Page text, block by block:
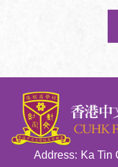
Address: Ka Tin